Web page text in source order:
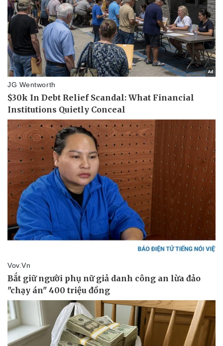
Sức khỏe
Dinh dưỡng - món ngon
Cây thuốc
Sản phụ khoa
Nhi khoa
Nhà đẹp
Blog
Tình yêu - Gia đình